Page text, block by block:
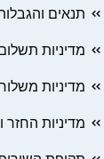
תנאים
מדיניות
מדיניות
מדיניות החזר